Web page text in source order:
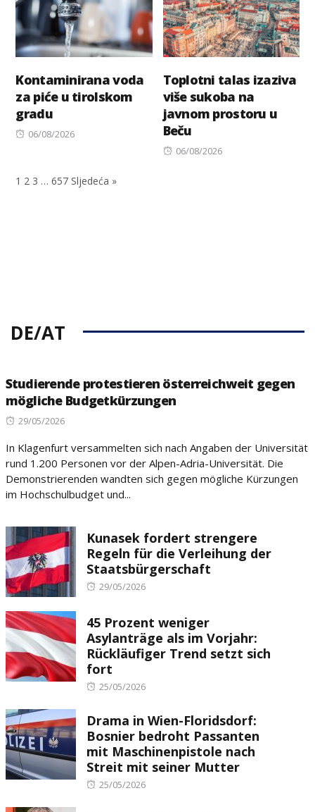
Kontaminirana voda
za piće u tirolskom
gradu
Posted
06/08/2026
Toplotni talas izaziva
više sukoba na
javnom prostoru u
Beču
Posted
06/08/2026
1 2 3 … 657 Sljedeća »
DE/AT
Studierende protestieren österreichweit gegen
mögliche Budgetkürzungen
Posted
29/05/2026
In Klagenfurt versammelten sich nach Angaben der Universität
rund 1.200 Personen vor der Alpen-Adria-Universität. Die
Demonstrierenden wandten sich gegen mögliche Kürzungen
im Hochschulbudget und...
Kunasek fordert strengere
Regeln für die Verleihung der
Staatsbürgerschaft
Posted
29/05/2026
45 Prozent weniger
Asylanträge als im Vorjahr:
Rückläufiger Trend setzt sich
fort
Posted
25/05/2026
Drama in Wien-Floridsdorf:
Bosnier bedroht Passanten
mit Maschinenpistole nach
Streit mit seiner Mutter
Posted
25/05/2026